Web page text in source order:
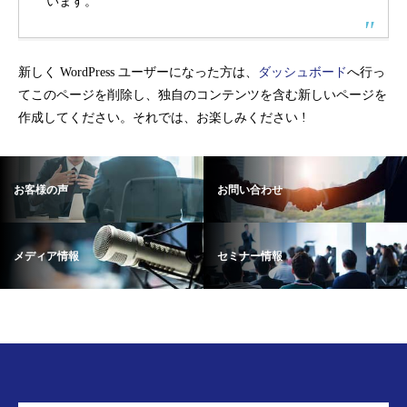
新しく WordPress ユーザーになった方は、 ダッシュボードへ行っ
てこのページを削除し、独自のコンテンツを含む新しいページを
作成してください。それでは、お楽しみください !
お客様の声 お問い合わせ
メディア情報 セミナー情報